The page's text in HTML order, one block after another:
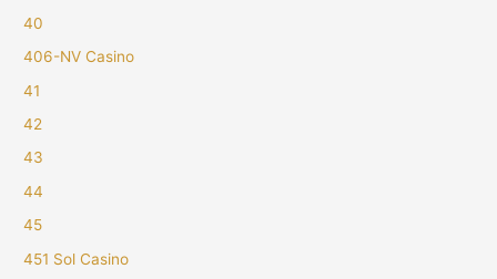
40
406-NV Casino
41
42
43
44
45
451 Sol Casino